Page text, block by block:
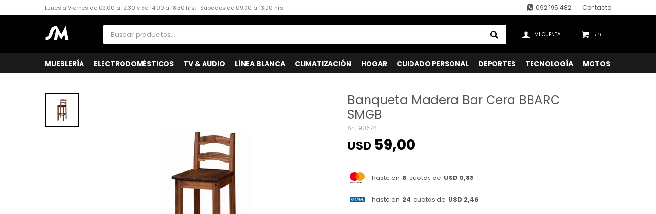
MUEBLERÍA ELECTRODOMÉSTICOS TV & AUDIO LÍNEA BLANCA CLIMATIZACIÓN HOGAR CUIDADO PERSONAL DEPORTES TECNOLOGÍA MOTOS
$ 0
Lunes a Viernes de 09:00 a 12:30 y de 14:00 a 18:30 hrs. | Sábados de 09:00 a 13:00 hrs. 092 195 482 Contacto
Banqueta Madera Bar Cera BBARC
SMGB
90674
USD 59,00
hasta en 6 cuotas de USD 9,83
hasta en 24 cuotas de USD 2,46